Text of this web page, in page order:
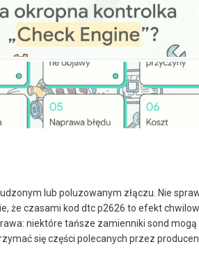
lub poluzowanym złączu. Nie
że czasami kod dtc p2626 to efekt
niektóre tańsze zamienniki sond mogą
się części polecanych przez